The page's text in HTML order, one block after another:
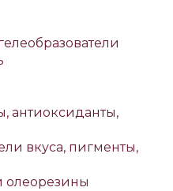
антиоксиданты,
вкуса, пигменты,
олеорезины